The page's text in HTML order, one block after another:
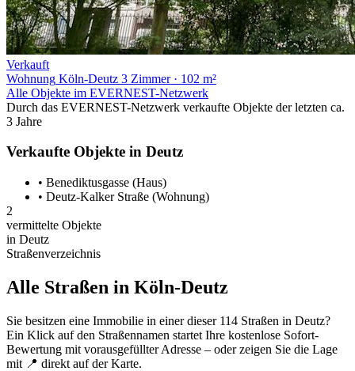
Verkauft
Wohnung Köln-Deutz 3 Zimmer · 102 m²
Alle Objekte im EVERNEST-Netzwerk
Durch das EVERNEST-Netzwerk verkaufte Objekte der letzten ca.
3 Jahre
Verkaufte Objekte in Deutz
• Benediktusgasse (Haus)
• Deutz-Kalker Straße (Wohnung)
2
vermittelte Objekte
in Deutz
Straßenverzeichnis
Alle Straßen in Köln-Deutz
Sie besitzen eine Immobilie in einer dieser 114 Straßen in Deutz?
Ein Klick auf den Straßennamen startet Ihre kostenlose Sofort-
Bewertung mit vorausgefüllter Adresse – oder zeigen Sie die Lage
mit 📍 direkt auf der Karte.